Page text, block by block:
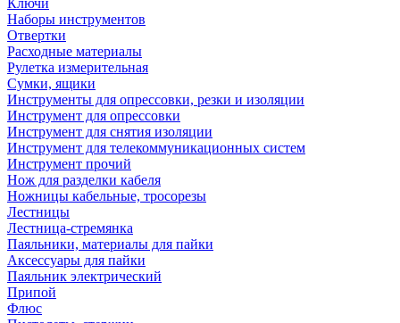
Ключи
Наборы инструментов
Отвертки
Расходные материалы
Рулетка измерительная
Сумки, ящики
Инструменты для опрессовки, резки и изоляции
Инструмент для опрессовки
Инструмент для снятия изоляции
Инструмент для телекоммуникационных систем
Инструмент прочий
Нож для разделки кабеля
Ножницы кабельные, тросорезы
Лестницы
Лестница-стремянка
Паяльники, материалы для пайки
Аксессуары для пайки
Паяльник электрический
Припой
Флюс